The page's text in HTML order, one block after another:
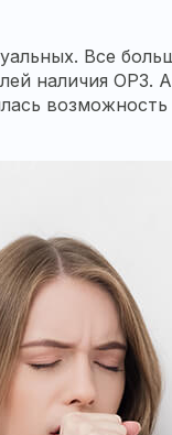
Все
наличия ОРЗ.